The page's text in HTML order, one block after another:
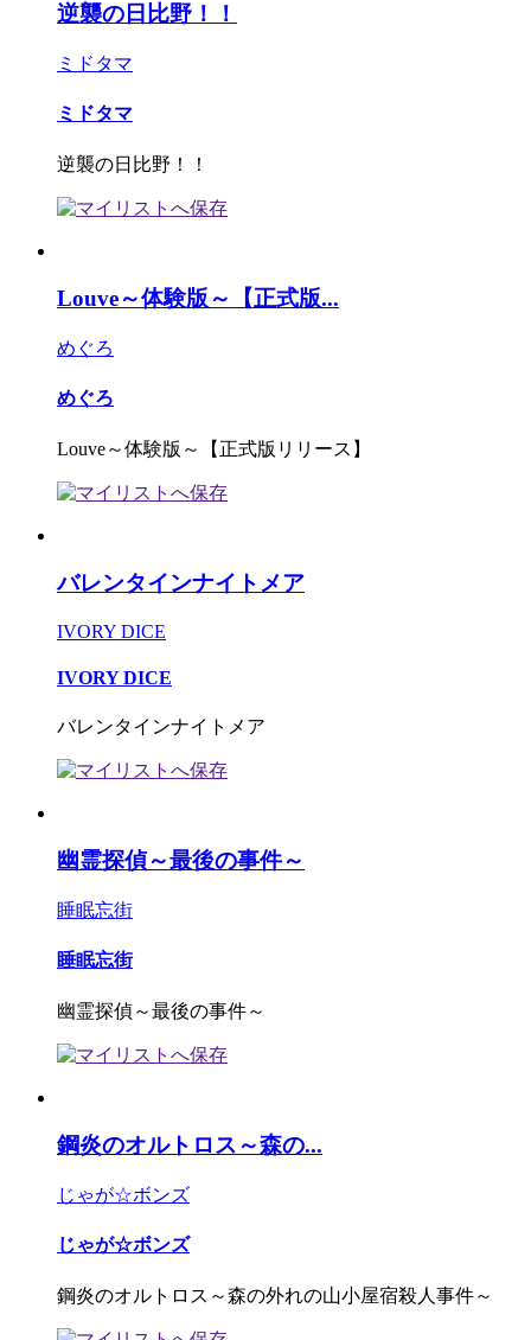
逆襲の日比野！！
ミドタマ
ミドタマ
逆襲の日比野！！
Louve～体験版～【正式版...
めぐろ
めぐろ
Louve～体験版～【正式版リリース】
バレンタインナイトメア
IVORY DICE
IVORY DICE
バレンタインナイトメア
幽霊探偵～最後の事件～
睡眠忘街
睡眠忘街
幽霊探偵～最後の事件～
鋼炎のオルトロス～森の...
じゃが☆ボンズ
じゃが☆ボンズ
鋼炎のオルトロス～森の外れの山小屋宿殺人事件～